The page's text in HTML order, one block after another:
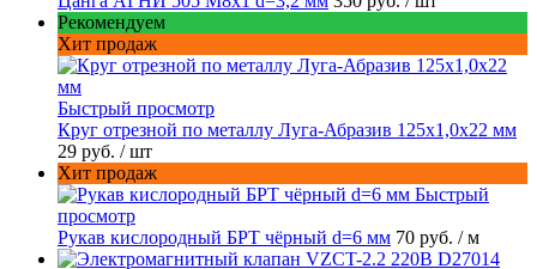
Рекомендуем
Хит продаж
Быстрый просмотр
Круг отрезной по металлу Луга-Абразив 125x1,0x22 мм
29 руб. / шт
Хит продаж
Быстрый
просмотр
Рукав кислородный БРТ чёрный d=6 мм 70 руб. / м